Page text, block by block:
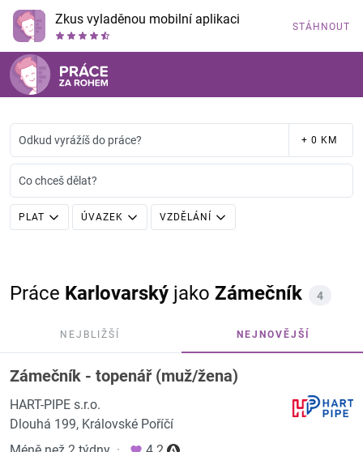
Zkus vyladěnou mobilní aplikaci STÁHNOUT
Odkud vyrážíš do práce? + 0 KM
Co chceš dělat?
PLAT ÚVAZEK VZDĚLÁNÍ
Práce Karlovarský jako Zámečník 4
NEJBLIŽŠÍ NEJNOVĚJŠÍ
Zámečník - topenář (muž/žena)
HART-PIPE s.r.o.
Dlouhá 199, Královské Poříčí